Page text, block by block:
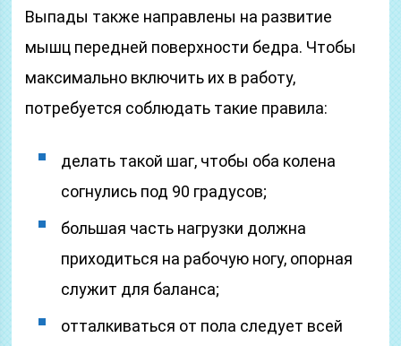
Выпады также направлены на развитие
мышц передней поверхности бедра. Чтобы
максимально включить их в работу,
потребуется соблюдать такие правила:
делать такой шаг, чтобы оба колена
согнулись под 90 градусов;
большая часть нагрузки должна
приходиться на рабочую ногу, опорная
служит для баланса;
отталкиваться от пола следует всей